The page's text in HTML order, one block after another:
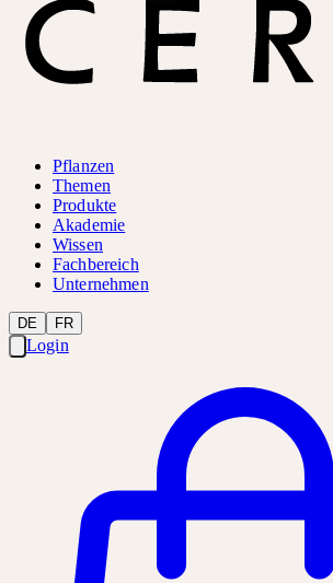
Pflanzen
Themen
Produkte
Akademie
Wissen
Fachbereich
Unternehmen
DE FR
Login